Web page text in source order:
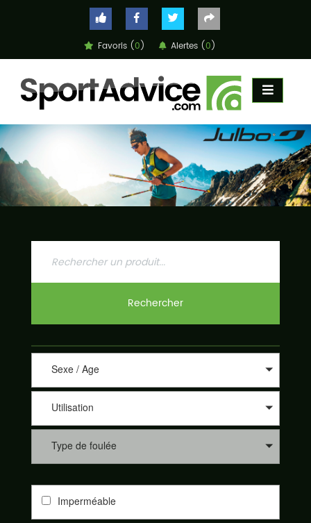
Favoris (0) Alertes (0)
COMPARATEUR
CONSEILS
CONTACT
Rechercher
Sexe / Age
Utilisation
Type de foulée
Imperméable